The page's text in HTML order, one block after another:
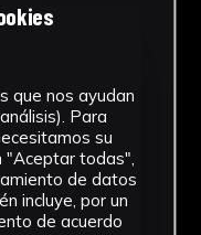
que nos ayudan
Para
su
"Aceptar todas",
de datos
incluye, por un
de acuerdo